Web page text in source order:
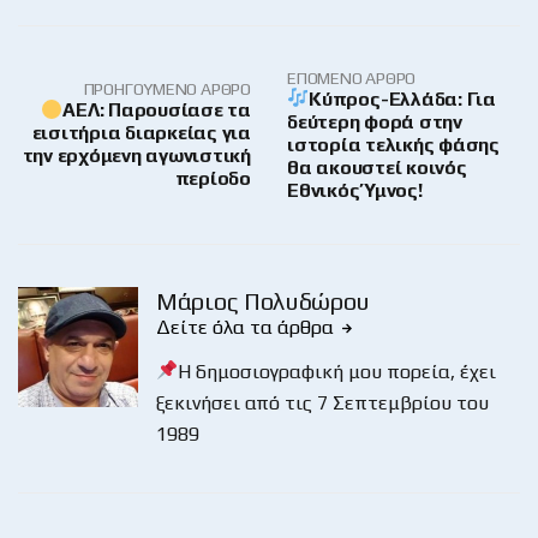
ΠΡΟΗΓΟΎΜΕΝΟ ΆΡΘΡΟ
ΑΕΛ: Παρουσίασε τα
εισιτήρια διαρκείας για
την ερχόμενη αγωνιστική
περίοδο
ΕΠΌΜΕΝΟ ΆΡΘΡΟ
Κύπρος-Ελλάδα: Για
δεύτερη φορά στην
ιστορία τελικής φάσης
θα ακουστεί κοινός
Εθνικός Ύμνος!
Μάριος Πολυδώρου
Δείτε όλα τα άρθρα
Η δημοσιογραφική μου πορεία, έχει
ξεκινήσει από τις 7 Σεπτεμβρίου του
1989